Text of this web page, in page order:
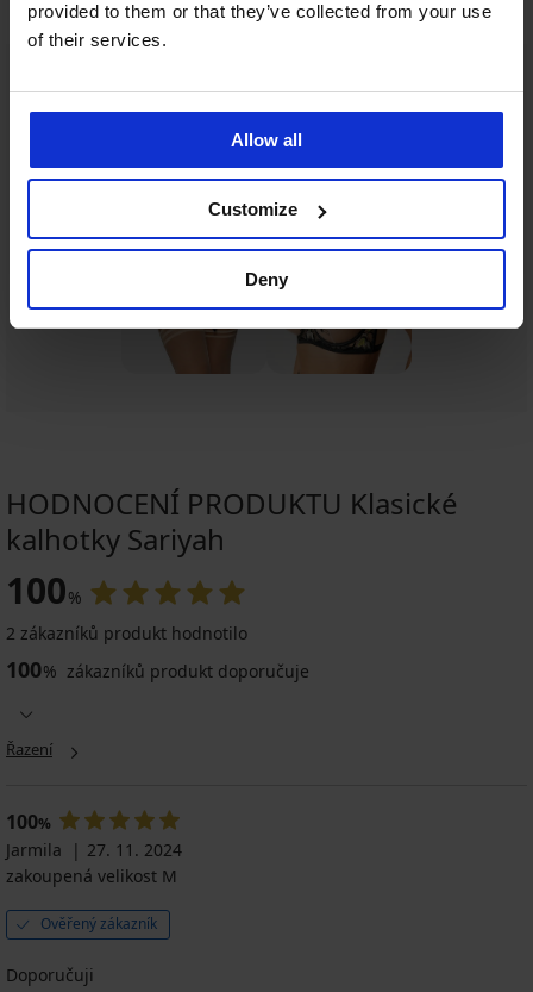
provided to them or that they’ve collected from your use
of their services.
Allow all
Customize
Deny
799 Kč kód: BRA20
Ze stejné kolekce
HODNOCENÍ PRODUKTU Klasické
kalhotky Sariyah
100%
2 zákazníků produkt hodnotilo
100% zákazníků produkt doporučuje
Řazení
100%
Jarmila
27. 11. 2024
zakoupená velikost M
Ověřený zákazník
Doporučuji